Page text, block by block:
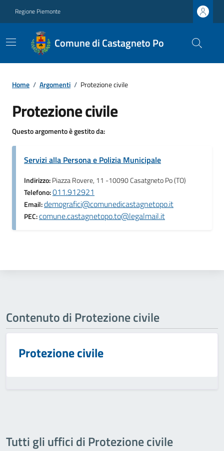
Regione Piemonte
Comune di Castagneto Po
Home / Argomenti / Protezione civile
Protezione civile
Questo argomento è gestito da:
Servizi alla Persona e Polizia Municipale
Indirizzo:Piazza Rovere, 11 -10090 Casatgneto Po (TO)
Telefono:011.912921
Email:demografici@comunedicastagnetopo.it
PEC:comune.castagnetopo.to@legalmail.it
Contenuto di Protezione civile
Protezione civile
Tutti gli uffici di Protezione civile